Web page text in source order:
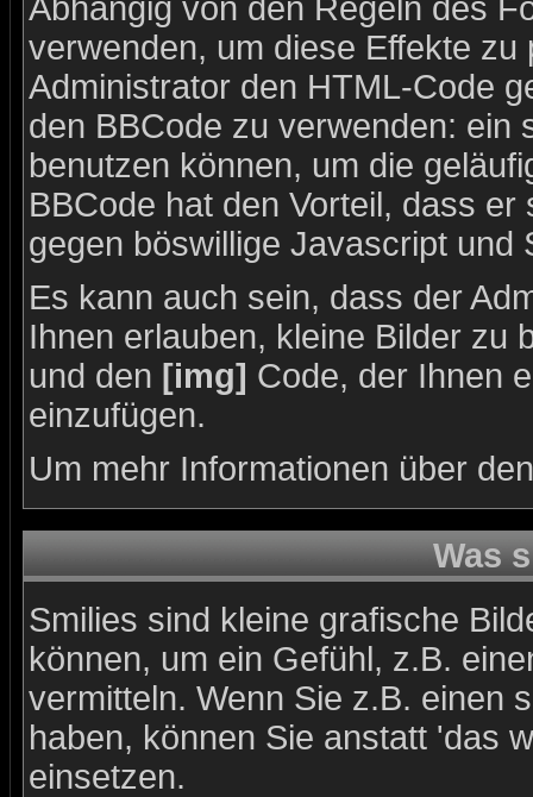
Abhängig von den Regeln des
verwenden, um diese Effekte
Administrator den HTML-Code
den BBCode zu verwenden: ein
benutzen können, um die
BBCode hat den Vorteil, dass
gegen böswillige Javascript und
Es kann auch sein, dass der
Ihnen erlauben, kleine Bilder zu
und den [img] Code, der Ihnen
einzufügen.
Um mehr Informationen über
Was
Smilies sind kleine grafische
können, um ein Gefühl, z.B.
vermitteln. Wenn Sie z.B. einen
haben, können Sie anstatt 'das
einsetzen.